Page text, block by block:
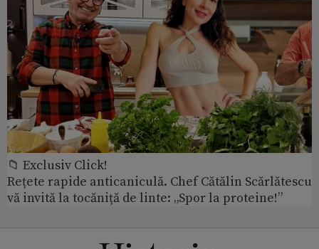
📁 Exclusiv Click!
Rețete rapide anticaniculă. Chef Cătălin Scărlătescu
vă invită la tocăniță de linte: „Spor la proteine!”